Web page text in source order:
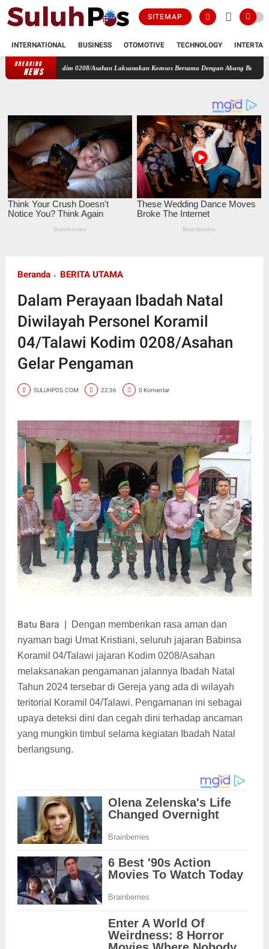
SITEMAP
INTERNATIONAL BUSINESS OTOMOTIVE TECHNOLOGY
BREAKING
NEWS
Kodim 0208/Asahan Laksanakan Komsos Bersama Dengan Abang Becak Perbaharui
Beranda BERITA UTAMA
Dalam Perayaan Ibadah Natal
Diwilayah Personel Koramil
04/Talawi Kodim 0208/Asahan
Gelar Pengaman
SULUHPOS.COM 22:36 0 Komentar
Batu Bara
Dengan memberikan rasa aman dan
nyaman bagi Umat Kristiani, seluruh jajaran Babinsa
Koramil 04/Talawi jajaran Kodim 0208/Asahan
melaksanakan pengamanan jalannya Ibadah Natal
Tahun 2024 tersebar di Gereja yang ada di wilayah
teritorial Koramil 04/Talawi. Pengamanan ini sebagai
upaya deteksi dini dan cegah dini terhadap ancaman
yang mungkin timbul selama kegiatan Ibadah Natal
berlangsung.